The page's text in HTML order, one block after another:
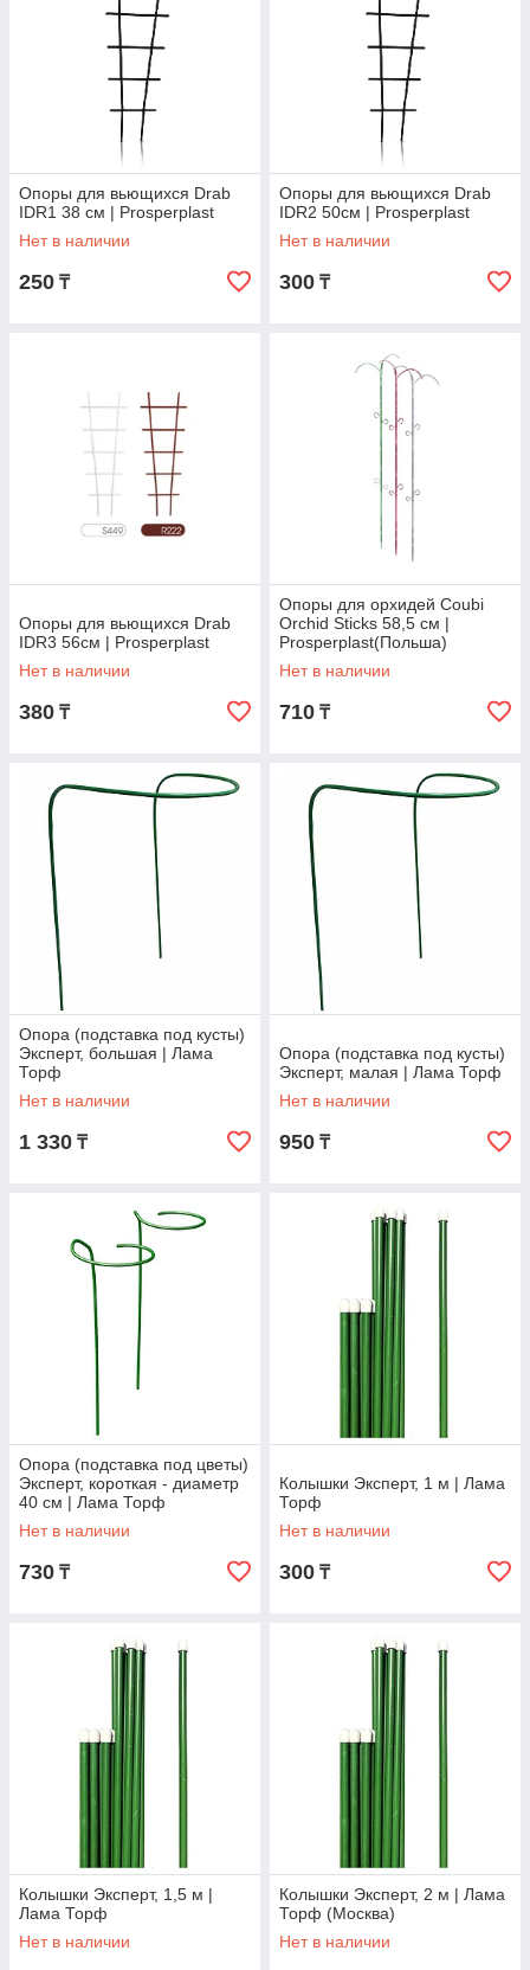
Опоры для вьющихся Drab
IDR1 38 см | Prosperplast
Нет в наличии
250 ₸
Опоры для вьющихся Drab
IDR2 50см | Prosperplast
Нет в наличии
300 ₸
Опоры для вьющихся Drab
IDR3 56см | Prosperplast
Нет в наличии
380 ₸
Опоры для орхидей Coubi
Orchid Sticks 58,5 см |
Prosperplast(Польша)
Нет в наличии
710 ₸
Опора (подставка под кусты)
Эксперт, большая | Лама
Торф
Нет в наличии
1 330 ₸
Опора (подставка под кусты)
Эксперт, малая | Лама Торф
Нет в наличии
950 ₸
Опора (подставка под цветы)
Эксперт, короткая - диаметр
40 см | Лама Торф
Нет в наличии
730 ₸
Колышки Эксперт, 1 м | Лама
Торф
Нет в наличии
300 ₸
Колышки Эксперт, 1,5 м |
Лама Торф
Нет в наличии
Колышки Эксперт, 2 м | Лама
Торф (Москва)
Нет в наличии